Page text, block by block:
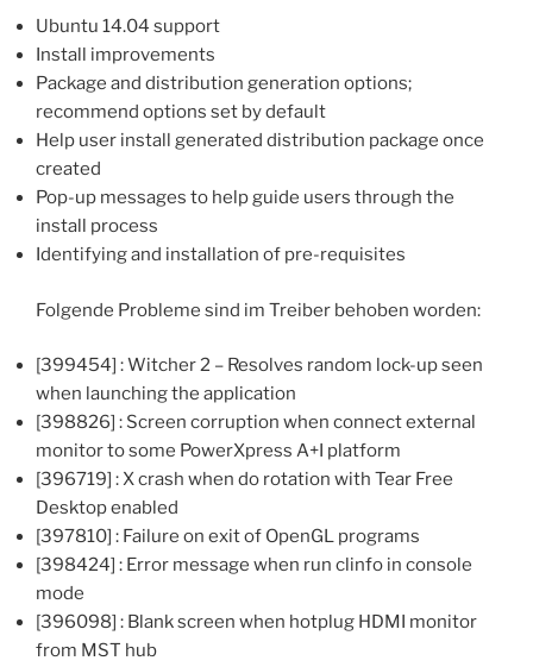
Ubuntu 14.04 support
Install improvements
Package and distribution generation options;
recommend options set by default
Help user install generated distribution package once
created
Pop-up messages to help guide users through the
install process
Identifying and installation of pre-requisites
Folgende Probleme sind im Treiber behoben worden:
[399454] : Witcher 2 – Resolves random lock-up seen
when launching the application
[398826] : Screen corruption when connect external
monitor to some PowerXpress A+I platform
[396719] : X crash when do rotation with Tear Free
Desktop enabled
[397810] : Failure on exit of OpenGL programs
[398424] : Error message when run clinfo in console
mode
[396098] : Blank screen when hotplug HDMI monitor
from MST hub